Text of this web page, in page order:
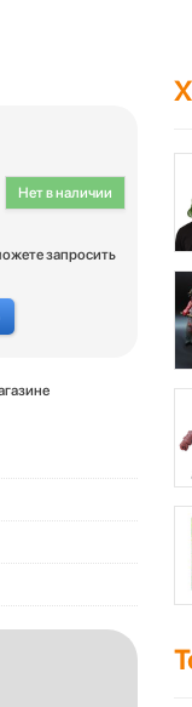
Нет в наличии
запросить